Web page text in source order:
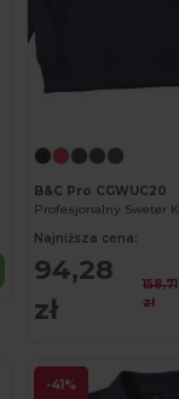
B&C Pro CGWUC20
Najniższa cena:
94,28
zł
158,71
zł
-41%